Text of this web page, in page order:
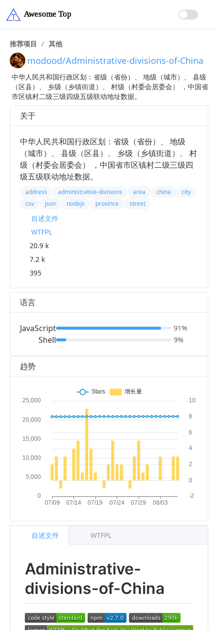
推荐项目 / 其他
modood/Administrative-divisions-of-China
中华人民共和国行政区划：省级（省份）、 地级（城市）、 县级
（区县）、 乡级（乡镇街道）、 村级（村委会居委会） ，中国省
市区镇村二级三级四级五级联动地址数据。
趋势
Administrative-
divisions-of-China
自述文件 WTFPL
关于
中华人民共和国行政区划：省级（省份）、 地级
（城市）、 县级（区县）、 乡级（乡镇街道）、 村
级（村委会居委会） ，中国省市区镇村二级三级四
级五级联动地址数据。
address administrative-divisions area china
city
csv
json nodejs province street
自述文件
WTFPL
20.9 k
7.2 k
395
语言
JavaScript
Shell
91%
9%